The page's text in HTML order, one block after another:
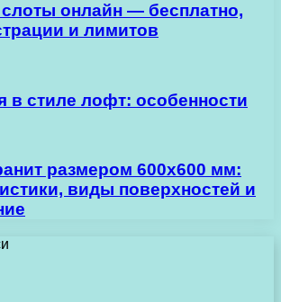
онлайн — бесплатно,
и лимитов
в стиле лофт: особенности
размером 600х600 мм:
виды поверхностей и